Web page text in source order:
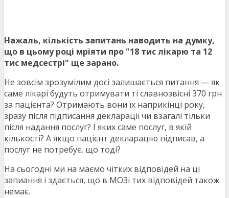
Нажаль, кількість запитань наводить на думку,
що в цьому році мріяти про "18 тис лікарю та 12
тис медсестрі" ще зарано.
Не зовсім зрозумілим досі залишається питання — як
саме лікарі будуть отримувати ті славнозвісні 370 грн
за пацієнта? Отримають вони їх наприкінці року,
зразу після підписання декларації чи взагалі тільки
після надання послуг? І яких саме послуг, в якій
кількості? А якщо пацієнт декларацію підписав, а
послуг не потребує, що тоді?
На сьогодні ми на маємо чітких відповідей на ці
запиання і здається, що в МОЗі тих відповідей також
немає.